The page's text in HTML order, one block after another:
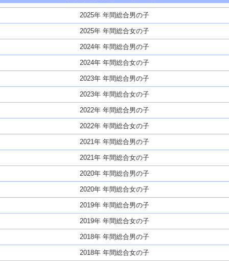
2025年 年間総合男の子
2025年 年間総合女の子
2024年 年間総合男の子
2024年 年間総合女の子
2023年 年間総合男の子
2023年 年間総合女の子
2022年 年間総合男の子
2022年 年間総合女の子
2021年 年間総合男の子
2021年 年間総合女の子
2020年 年間総合男の子
2020年 年間総合女の子
2019年 年間総合男の子
2019年 年間総合女の子
2018年 年間総合男の子
2018年 年間総合女の子